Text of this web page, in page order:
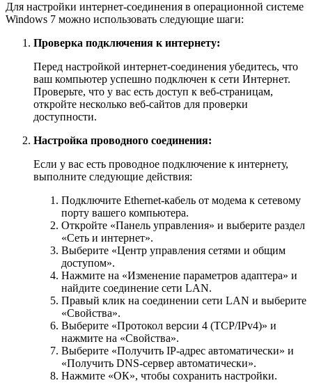
Для настройки интернет-соединения в операционной системе
Windows 7 можно использовать следующие шаги:
Проверка подключения к интернету:
Перед настройкой интернет-соединения убедитесь, что
ваш компьютер успешно подключен к сети Интернет.
Проверьте, что у вас есть доступ к веб-страницам,
откройте несколько веб-сайтов для проверки
доступности.
Настройка проводного соединения:
Если у вас есть проводное подключение к интернету,
выполните следующие действия:
Подключите Ethernet-кабель от модема к сетевому
порту вашего компьютера.
Откройте «Панель управления» и выберите раздел
«Сеть и интернет».
Выберите «Центр управления сетями и общим
доступом».
Нажмите на «Изменение параметров адаптера» и
найдите соединение сети LAN.
Правый клик на соединении сети LAN и выберите
«Свойства».
Выберите «Протокол версии 4 (TCP/IPv4)» и
нажмите на «Свойства».
Выберите «Получить IP-адрес автоматически» и
«Получить DNS-сервер автоматически».
Нажмите «ОК», чтобы сохранить настройки.